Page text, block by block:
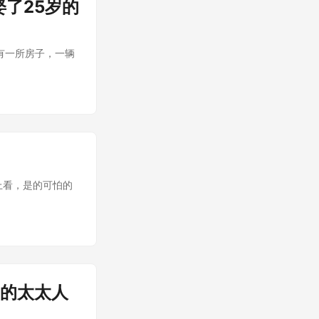
了25岁的
所房子，一辆
，是的可怕的
太太人